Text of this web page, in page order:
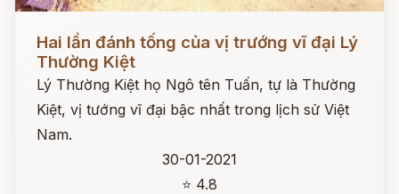
Đọc ngay
Hai lần đánh tống của vị trướng vĩ đại Lý
Thường Kiệt
Lý Thường Kiệt họ Ngô tên Tuấn, tự là Thường
Kiệt, vị tướng vĩ đại bậc nhất trong lịch sử Việt
Nam.
30-01-2021
⭐ 4.8